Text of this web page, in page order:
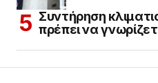
Συντήρηση
πρέπει να